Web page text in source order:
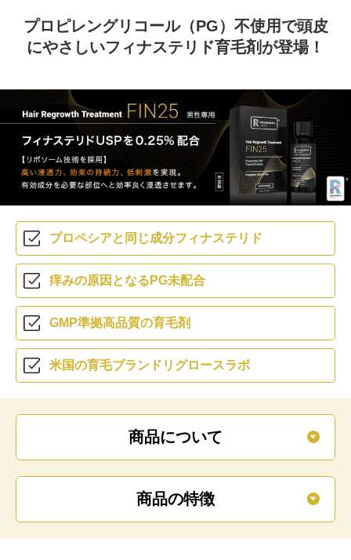
プロピレングリコール（PG）不使用で頭皮
にやさしいフィナステリド育毛剤が登場！
プロペシアと同じ成分フィナステリド
痒みの原因となる PG未配合
GMP準拠高品質の育毛剤
米国の育毛ブランド リグロースラボ
商品について
商品の特徴